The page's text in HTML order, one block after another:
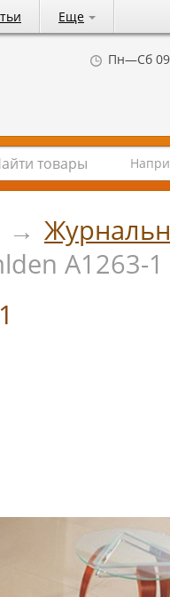
Еще
Пн—Сб
→
A1263-1